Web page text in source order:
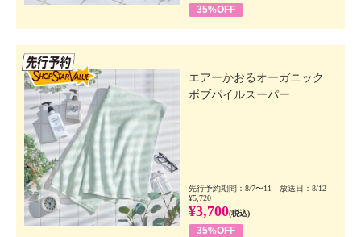
35%OFF
エアーかおるオーガニック
ボブパイルスーパー...
先行予約期間：8/7〜11 放送日：8/12
¥5,720
¥3,700(税込)
35%OFF